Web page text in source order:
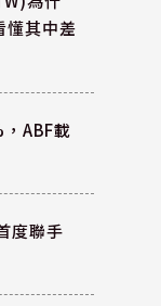
懂其中差
ABF載
度聯手